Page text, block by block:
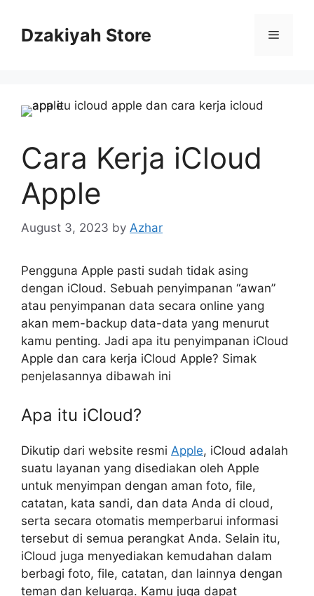
contentDzakiyah Store Menu
Cara Kerja iCloud
Apple
August 3, 2023 by Azhar
Pengguna Apple pasti sudah tidak asing
dengan iCloud. Sebuah penyimpanan “awan”
atau penyimpanan data secara online yang
akan mem-backup data-data yang menurut
kamu penting. Jadi apa itu penyimpanan iCloud
Apple dan cara kerja iCloud Apple? Simak
penjelasannya dibawah ini
Apa itu iCloud?
Dikutip dari website resmi Apple, iCloud adalah
suatu layanan yang disediakan oleh Apple
untuk menyimpan dengan aman foto, file,
catatan, kata sandi, dan data Anda di cloud,
serta secara otomatis memperbarui informasi
tersebut di semua perangkat Anda. Selain itu,
iCloud juga menyediakan kemudahan dalam
berbagi foto, file, catatan, dan lainnya dengan
teman dan keluarga. Kamu juga dapat